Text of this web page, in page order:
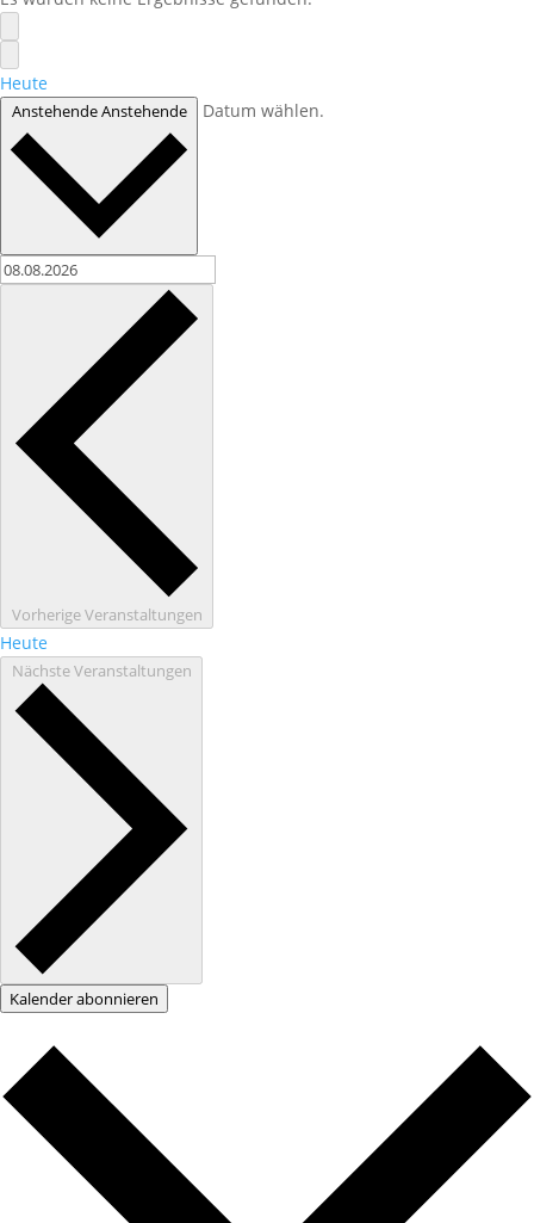
Heute
AnstehendeAnstehende Datum wählen.
VorherigeVeranstaltungen
Heute
NächsteVeranstaltungen
Kalender abonnieren